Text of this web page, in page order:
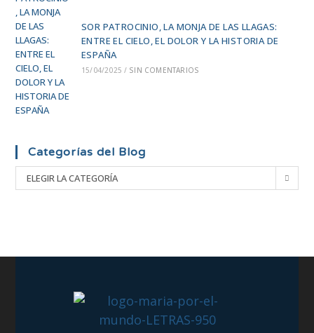
SOR PATROCINIO, LA MONJA DE LAS LLAGAS:
ENTRE EL CIELO, EL DOLOR Y LA HISTORIA DE
ESPAÑA
15/04/2025 / SIN COMENTARIOS
Categorías del Blog
ELEGIR LA CATEGORÍA